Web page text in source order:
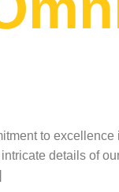
to
details of